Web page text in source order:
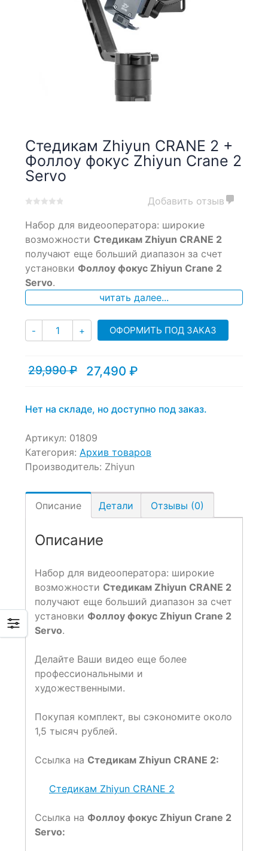
Стедикам Zhiyun CRANE 2 +
Фоллоу фокус Zhiyun Crane 2
Servo
out
on
customer
ratings
Добавить отзыв
Набор для видеооператора: широкие
возможности Стедикам Zhiyun CRANE 2
получают еще больший диапазон за счет
установки Фоллоу фокус Zhiyun Crane 2
Servo.
читать далее...
- Количество
+ ОФОРМИТЬ ПОД ЗАКАЗ
29,990₽
Первоначальная
29,990 ₽.
27,490 ₽
Текущая
Нет на складе, но доступно под заказ.
Артикул: 01809
Категория: Архив товаров
Производитель: Zhiyun
Описание Детали Отзывы (0)
Описание
Набор для видеооператора: широкие
возможности Стедикам Zhiyun CRANE 2
получают еще больший диапазон за счет
установки Фоллоу фокус Zhiyun Crane 2
Servo.
Делайте Ваши видео еще более
профессиональными и
художественными.
Покупая комплект, вы сэкономите около
1,5 тысяч рублей.
Ссылка на Стедикам Zhiyun CRANE 2:
Стедикам Zhiyun CRANE 2
Ссылка на Фоллоу фокус Zhiyun Crane 2
Servo: